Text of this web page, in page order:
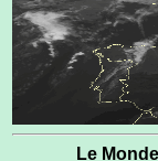
Le Monde